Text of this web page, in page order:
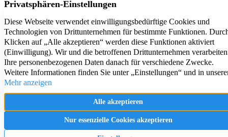
Hannover
Dresden
Kiel
Wuppertal
Bremen
HomeCompany eG Ihre Agenturen für Wohnen auf Zeit
Impressum Datenschutz Kontakt